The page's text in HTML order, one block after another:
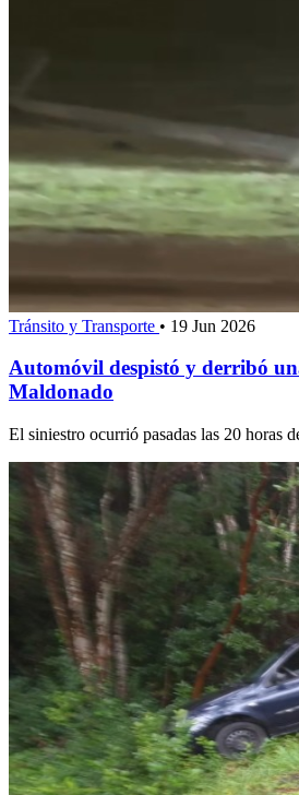
Tránsito y Transporte • 19 Jun 2026
Automóvil despistó y derribó
Maldonado
El siniestro ocurrió pasadas las 20 horas